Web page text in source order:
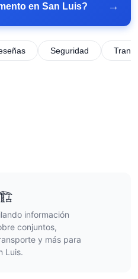
en San Luis? →
Seguridad
información
conjuntos,
y más para
Luis.